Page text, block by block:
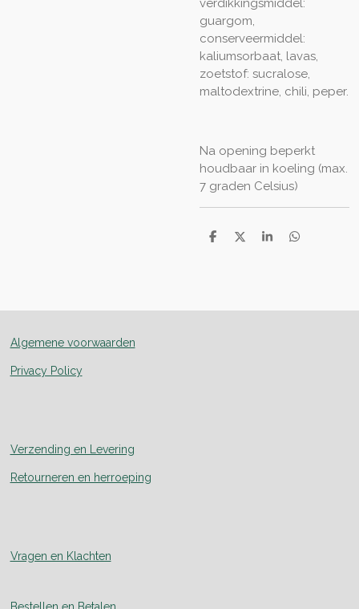
verdikkingsmiddel:
guargom,
conserveermiddel:
kaliumsorbaat, lavas,
zoetstof: sucralose,
maltodextrine, chili, peper.
Na opening beperkt
houdbaar in koeling (max.
7 graden Celsius)
D
D
S
D
Algemene voorwaarden
Privacy Policy
Verzending en Levering
Retourneren en herroeping
Vragen en Klachten